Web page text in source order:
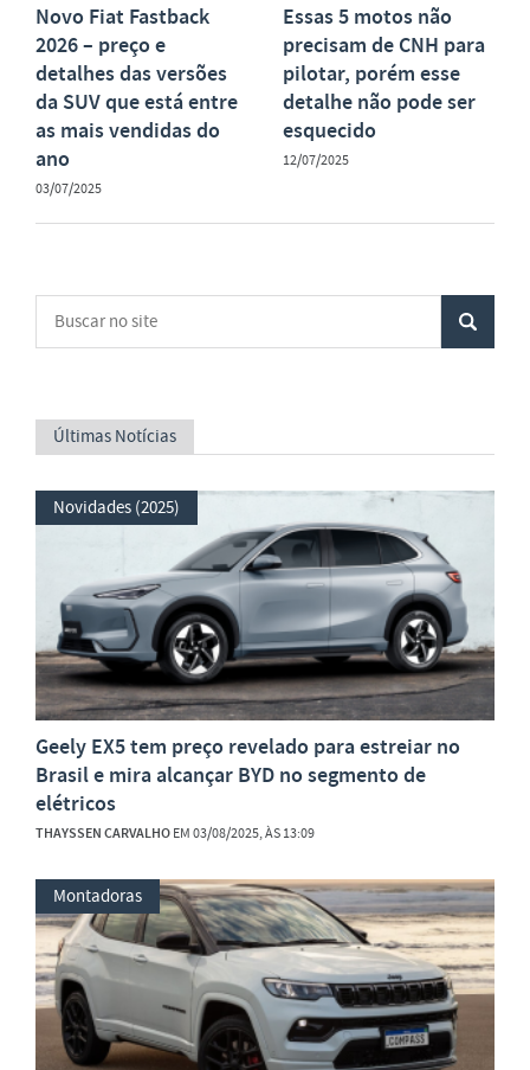
Novo Fiat Fastback
2026 – preço e
detalhes das versões
da SUV que está entre
as mais vendidas do
ano
03/07/2025
Essas 5 motos não
precisam de CNH para
pilotar, porém esse
detalhe não pode ser
esquecido
12/07/2025
Últimas Notícias
Novidades (2025)
Geely EX5 tem preço revelado para estreiar no
Brasil e mira alcançar BYD no segmento de
elétricos
THAYSSEN CARVALHOEM 03/08/2025, ÀS 13:09
Montadoras